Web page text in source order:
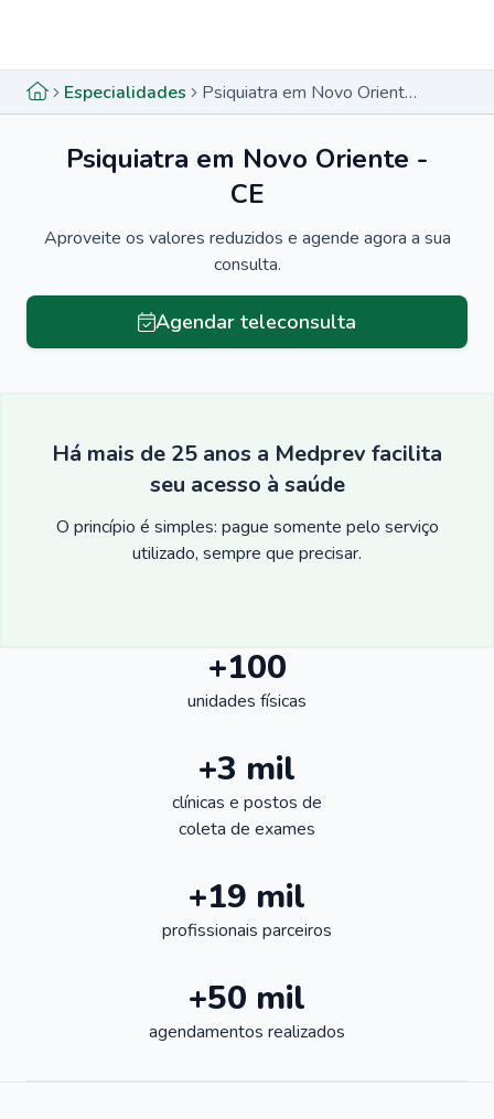
Especialidades Psiquiatra em Novo Oriente - CE
Psiquiatra em Novo Oriente -
CE
Aproveite os valores reduzidos e agende agora a sua
consulta.
Agendar teleconsulta
Há mais de 25 anos a Medprev facilita
seu acesso à saúde
O princípio é simples: pague somente pelo serviço
utilizado, sempre que precisar.
+100
unidades físicas
+3 mil
clínicas e postos de
coleta de exames
+19 mil
profissionais parceiros
+50 mil
agendamentos realizados